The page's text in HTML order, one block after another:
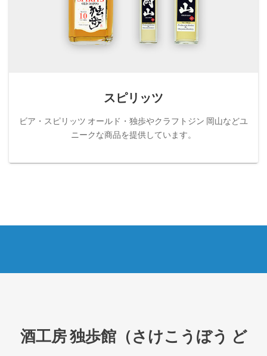
スピリッツ
ビア・スピリッツ オールド・独歩やクラフトジン 岡山などユ
ニークな商品を提供しています。
酒工房 独歩館（さけこうぼう ど